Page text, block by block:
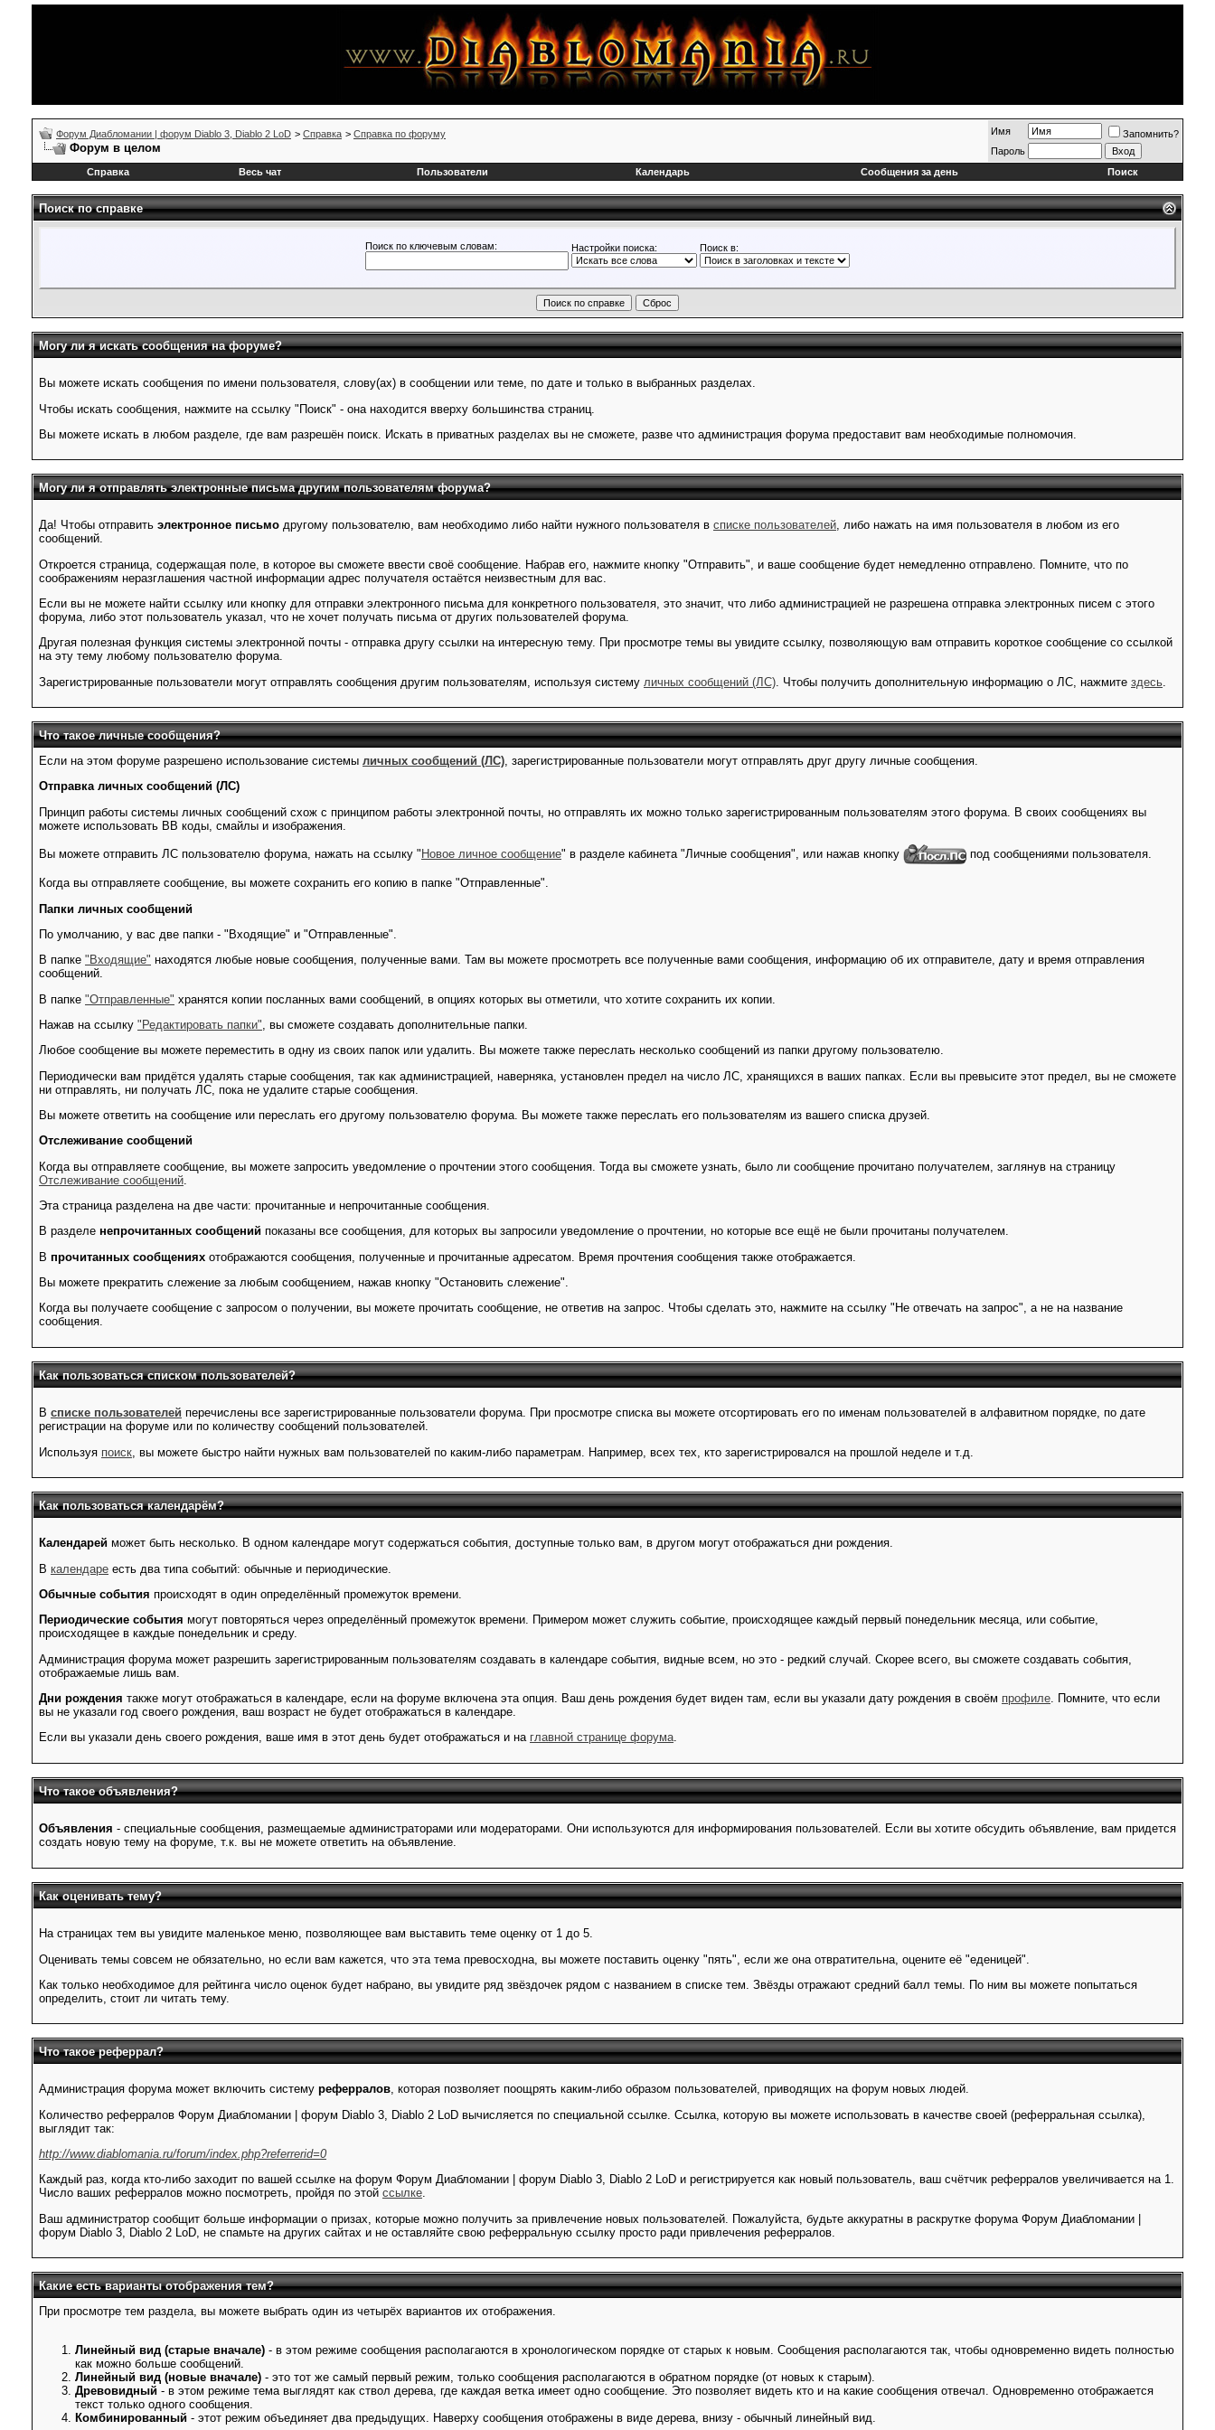
Форум Диабломании | форум Diablo 3, Diablo 2 LoD > Справка > Справка по форуму
Форум в целом
Имя
Запомнить?
Пароль
Справка
Весь чат Пользователи Календарь Сообщения за день Поиск
Поиск по справке
Поиск по ключевым словам: Настройки поиска: Поиск в:
Могу ли я искать сообщения на форуме?
Вы можете искать сообщения по имени пользователя, слову(ах) в сообщении или теме, по дате и только в выбранных разделах.
Чтобы искать сообщения, нажмите на ссылку "Поиск" - она находится вверху большинства страниц.
Вы можете искать в любом разделе, где вам разрешён поиск. Искать в приватных разделах вы не сможете, разве что администрация форума предоставит вам необходимые полномочия.
Могу ли я отправлять электронные письма другим пользователям форума?
Да! Чтобы отправить электронное письмо другому пользователю, вам необходимо либо найти нужного пользователя в списке пользователей, либо нажать на имя пользователя в любом из его
сообщений.
Откроется страница, содержащая поле, в которое вы сможете ввести своё сообщение. Набрав его, нажмите кнопку "Отправить", и ваше сообщение будет немедленно отправлено. Помните, что по
соображениям неразглашения частной информации адрес получателя остаётся неизвестным для вас.
Если вы не можете найти ссылку или кнопку для отправки электронного письма для конкретного пользователя, это значит, что либо администрацией не разрешена отправка электронных писем с этого
форума, либо этот пользователь указал, что не хочет получать письма от других пользователей форума.
Другая полезная функция системы электронной почты - отправка другу ссылки на интересную тему. При просмотре темы вы увидите ссылку, позволяющую вам отправить короткое сообщение со ссылкой
на эту тему любому пользователю форума.
Зарегистрированные пользователи могут отправлять сообщения другим пользователям, используя систему личных сообщений (ЛС) . Чтобы получить дополнительную информацию о ЛС, нажмите здесь
Что такое личные сообщения?
Если на этом форуме разрешено использование системы личных сообщений (ЛС), зарегистрированные пользователи могут отправлять друг другу личные сообщения.
Отправка личных сообщений (ЛС)
Принцип работы системы личных сообщений схож с принципом работы электронной почты, но отправлять их можно только зарегистрированным пользователям этого форума. В своих сообщениях вы
можете использовать BB коды, смайлы и изображения.
Вы можете отправить ЛС пользователю форума, нажать на ссылку "Новое личное сообщение" в разделе кабинета "Личные сообщения", или нажав кнопку под сообщениями пользователя.
Когда вы отправляете сообщение, вы можете сохранить его копию в папке "Отправленные".
Папки личных сообщений
По умолчанию, у вас две папки - "Входящие" и "Отправленные".
В папке "Входящие" находятся любые новые сообщения, полученные вами. Там вы можете просмотреть все полученные вами сообщения, информацию об их отправителе, дату и время отправления
сообщений.
В папке "Отправленные" хранятся копии посланных вами сообщений, в опциях которых вы отметили, что хотите сохранить их копии.
Нажав на ссылку "Редактировать папки" , вы сможете создавать дополнительные папки.
Любое сообщение вы можете переместить в одну из своих папок или удалить. Вы можете также переслать несколько сообщений из папки другому пользователю.
Периодически вам придётся удалять старые сообщения, так как администрацией, наверняка, установлен предел на число ЛС, хранящихся в ваших папках. Если вы превысите этот предел, вы не сможете
ни отправлять, ни получать ЛС, пока не удалите старые сообщения.
Вы можете ответить на сообщение или переслать его другому пользователю форума. Вы можете также переслать его пользователям из вашего списка друзей.
Отслеживание сообщений
Когда вы отправляете сообщение, вы можете запросить уведомление о прочтении этого сообщения. Тогда вы сможете узнать, было ли сообщение прочитано получателем, заглянув на страницу
Отслеживание сообщений
Эта страница разделена на две части: прочитанные и непрочитанные сообщения.
В разделе непрочитанных сообщений показаны все сообщения, для которых вы запросили уведомление о прочтении, но которые все ещё не были прочитаны получателем.
В прочитанных сообщениях отображаются сообщения, полученные и прочитанные адресатом. Время прочтения сообщения также отображается.
Вы можете прекратить слежение за любым сообщением, нажав кнопку "Остановить слежение".
Когда вы получаете сообщение с запросом о получении, вы можете прочитать сообщение, не ответив на запрос. Чтобы сделать это, нажмите на ссылку "Не отвечать на запрос", а не на название
сообщения.
Как пользоваться списком пользователей?
В списке пользователей перечислены все зарегистрированные пользователи форума. При просмотре списка вы можете отсортировать его по именам пользователей в алфавитном порядке, по дате
регистрации на форуме или по количеству сообщений пользователей.
Используя поиск , вы можете быстро найти нужных вам пользователей по каким-либо параметрам. Например, всех тех, кто зарегистрировался на прошлой неделе и т.д.
Как пользоваться календарём?
Календарей может быть несколько. В одном календаре могут содержаться события, доступные только вам, в другом могут отображаться дни рождения.
В календаре есть два типа событий: обычные и периодические.
Обычные события происходят в один определённый промежуток времени.
Периодические события могут повторяться через определённый промежуток времени. Примером может служить событие, происходящее каждый первый понедельник месяца, или событие,
происходящее в каждые понедельник и среду.
Администрация форума может разрешить зарегистрированным пользователям создавать в календаре события, видные всем, но это - редкий случай. Скорее всего, вы сможете создавать события,
отображаемые лишь вам.
Дни рождения также могут отображаться в календаре, если на форуме включена эта опция. Ваш день рождения будет виден там, если вы указали дату рождения в своём профиле . Помните, что если
вы не указали год своего рождения, ваш возраст не будет отображаться в календаре.
Если вы указали день своего рождения, ваше имя в этот день будет отображаться и на главной странице форума.
Что такое объявления?
Объявления - специальные сообщения, размещаемые администраторами или модераторами. Они используются для информирования пользователей. Если вы хотите обсудить объявление, вам придется
создать новую тему на форуме, т.к. вы не можете ответить на объявление.
Как оценивать тему?
На страницах тем вы увидите маленькое меню, позволяющее вам выставить теме оценку от 1 до 5.
Оценивать темы совсем не обязательно, но если вам кажется, что эта тема превосходна, вы можете поставить оценку "пять", если же она отвратительна, оцените её "еденицей".
Как только необходимое для рейтинга число оценок будет набрано, вы увидите ряд звёздочек рядом с названием в списке тем. Звёзды отражают средний балл темы. По ним вы можете попытаться
определить, стоит ли читать тему.
Что такое реферрал?
Администрация форума может включить систему реферралов, которая позволяет поощрять каким-либо образом пользователей, приводящих на форум новых людей.
Количество реферралов Форум Диабломании | форум Diablo 3, Diablo 2 LoD вычисляется по специальной ссылке. Ссылка, которую вы можете использовать в качестве своей (реферральная ссылка),
выглядит так:
http://www.diablomania.ru/forum/index.php?referrerid=0
Каждый раз, когда кто-либо заходит по вашей ссылке на форум Форум Диабломании | форум Diablo 3, Diablo 2 LoD и регистрируется как новый пользователь, ваш счётчик реферралов увеличивается на 1.
Число ваших реферралов можно посмотреть, пройдя по этой ссылке.
Ваш администратор сообщит больше информации о призах, которые можно получить за привлечение новых пользователей. Пожалуйста, будьте аккуратны в раскрутке форума Форум Диабломании |
форум Diablo 3, Diablo 2 LoD, не спамьте на других сайтах и не оставляйте свою реферральную ссылку просто ради привлечения реферралов.
Какие есть варианты отображения тем?
При просмотре тем раздела, вы можете выбрать один из четырёх вариантов их отображения.
Линейный вид (старые вначале) - в этом режиме сообщения располагаются в хронологическом порядке от старых к новым. Сообщения располагаются так, чтобы одновременно видеть полностью
как можно больше сообщений.
Линейный вид (новые вначале) - это тот же самый первый режим, только сообщения располагаются в обратном порядке (от новых к старым).
Древовидный - в этом режиме тема выглядят как ствол дерева, где каждая ветка имеет одно сообщение. Это позволяет видеть кто и на какие сообщения отвечал. Одновременно отображается
текст только одного сообщения.
Комбинированный - этот режим объединяет два предыдущих. Наверху сообщения отображены в виде дерева, внизу - обычный линейный вид.